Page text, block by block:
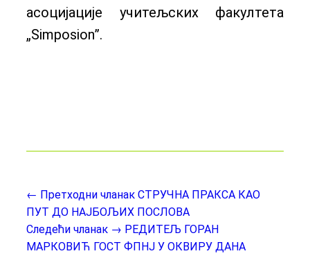
асоцијације учитељских факултета
„Simposion”.
← Претходни чланак СТРУЧНА ПРАКСА КАО
ПУТ ДО НАЈБОЉИХ ПОСЛОВА
Следећи чланак → РЕДИТЕЉ ГОРАН
МАРКОВИЋ ГОСТ ФПНЈ У ОКВИРУ ДАНА